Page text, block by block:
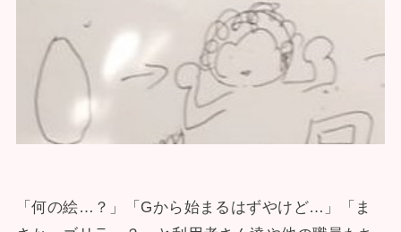
「何の絵…？」「Gから始まるはずやけど…」「ま